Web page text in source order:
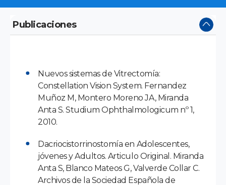
Publicaciones
Nuevos sistemas de Vitrectomía:
Constellation Vision System. Fernandez
Muñoz M, Montero Moreno JA, Miranda
Anta S. Studium Ophthalmologicum nº 1,
2010.
Dacriocistorrinostomía en Adolescentes,
jóvenes y Adultos. Articulo Original. Miranda
Anta S, Blanco Mateos G, Valverde Collar C.
Archivos de la Sociedad Española de